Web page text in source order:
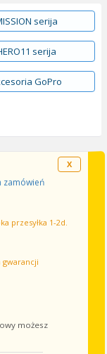
serija
serija
GoPro
X
zamówień
przesyłka 1-2d.
gwarancji
możesz